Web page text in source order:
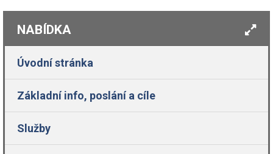
NABÍDKA
Úvodní stránka
Základní info, poslání a cíle
Služby